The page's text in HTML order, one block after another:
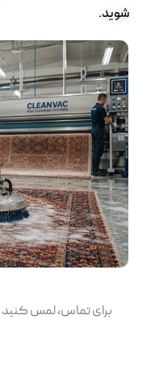
شوید.
برای تماس، لمس کنید